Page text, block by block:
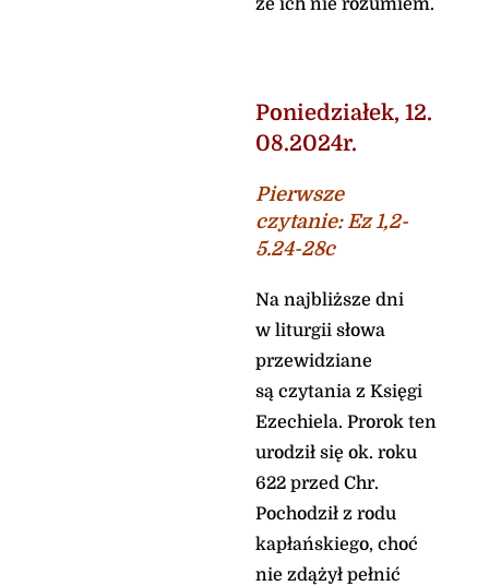
że ich nie rozumiem.
Poniedziałek, 12.
08.2024r.
Pierwsze
czytanie:Ez 1,2-
5.24-28c
Na najbliższe dni
w liturgii słowa
przewidziane
są czytania z Księgi
Ezechiela. Prorok ten
urodził się ok. roku
622 przed Chr.
Pochodził z rodu
kapłańskiego, choć
nie zdążył pełnić